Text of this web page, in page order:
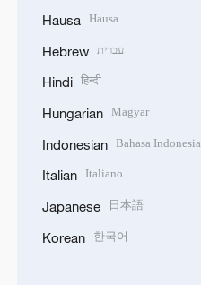
Hausa Hausa
Hebrew עברית
Hindi हिन्दी
Hungarian Magyar
Indonesian Bahasa Indonesia
Italian Italiano
Japanese 日本語
Korean 한국어